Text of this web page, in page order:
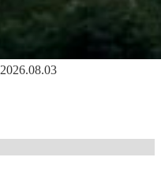
2026.08.03